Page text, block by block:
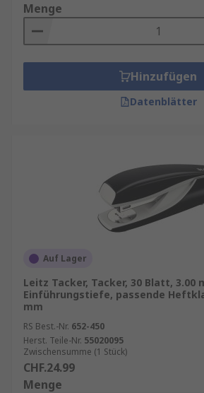
Menge
Hinzufügen
Datenblätter
Auf Lager
Leitz Tacker, Tacker, 30 Blatt, 3.00
Einführungstiefe, passende
mm
RS Best.-Nr. 652-450
Herst. Teile-Nr. 55020095
Zwischensumme (1 Stück)
CHF.24.99
Menge